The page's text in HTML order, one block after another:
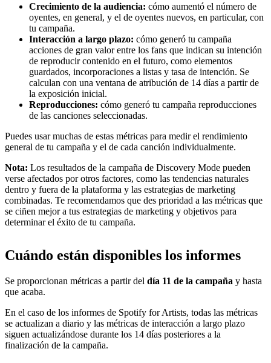
Crecimiento de la audiencia: cómo aumentó el número de
oyentes, en general, y el de oyentes nuevos, en particular, con
tu campaña.
Interacción a largo plazo: cómo generó tu campaña
acciones de gran valor entre los fans que indican su intención
de reproducir contenido en el futuro, como elementos
guardados, incorporaciones a listas y tasa de intención. Se
calculan con una ventana de atribución de 14 días a partir de
la exposición inicial.
Reproducciones: cómo generó tu campaña reproducciones
de las canciones seleccionadas.
Puedes usar muchas de estas métricas para medir el rendimiento
general de tu campaña y el de cada canción individualmente.
Nota: Los resultados de la campaña de Discovery Mode pueden
verse afectados por otros factores, como las tendencias naturales
dentro y fuera de la plataforma y las estrategias de marketing
combinadas. Te recomendamos que des prioridad a las métricas que
se ciñen mejor a tus estrategias de marketing y objetivos para
determinar el éxito de tu campaña.
Cuándo están disponibles los informes
Se proporcionan métricas a partir del día 11 de la campaña y hasta
que acaba.
En el caso de los informes de Spotify for Artists, todas las métricas
se actualizan a diario y las métricas de interacción a largo plazo
siguen actualizándose durante los 14 días posteriores a la
finalización de la campaña.